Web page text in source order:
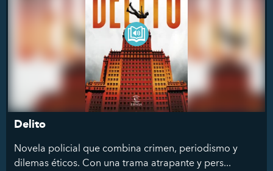
Delito
Novela policial que combina crimen, periodismo y
dilemas éticos. Con una trama atrapante y pers...